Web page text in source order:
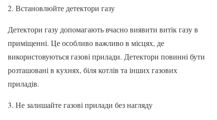
2. Встановлюйте детектори газу
Детектори газу допомагають вчасно виявити витік газу в
приміщенні. Це особливо важливо в місцях, де
використовуються газові прилади. Детектори повинні бути
розташовані в кухнях, біля котлів та інших газових
приладів.
3. Не залишайте газові прилади без нагляду